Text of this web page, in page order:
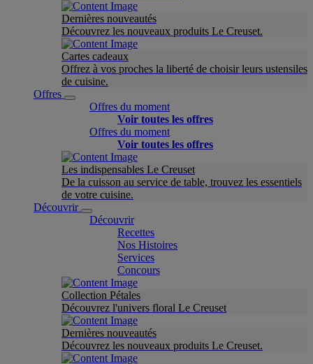
Dernières nouveautés
Découvrez les nouveaux produits Le Creuset.
Cartes cadeaux
Offrez à vos proches la liberté de choisir leurs ustensiles
de cuisine.
Offres
Offres du moment
Voir toutes les offres
Offres du moment
Voir toutes les offres
Les indispensables Le Creuset
De la cuisson au service de table, trouvez les essentiels
de votre cuisine.
Découvrir
Découvrir
Recettes
Nos Histoires
Services
Concours
Collection Pétales
Découvrez l'univers floral Le Creuset
Dernières nouveautés
Découvrez les nouveaux produits Le Creuset.